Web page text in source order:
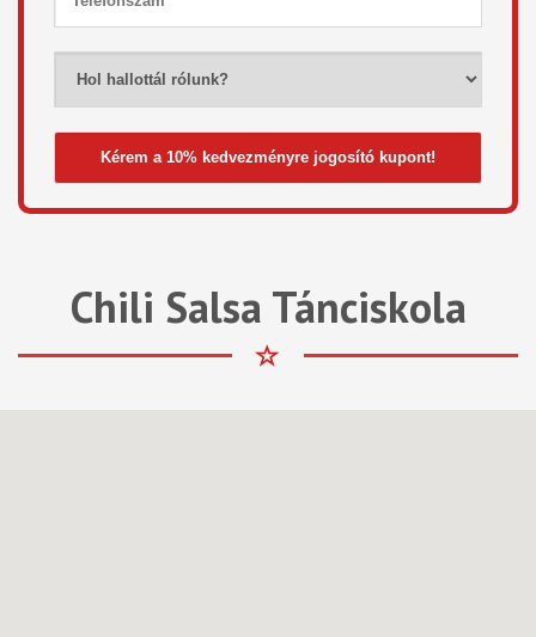
Chili Salsa Tánciskola